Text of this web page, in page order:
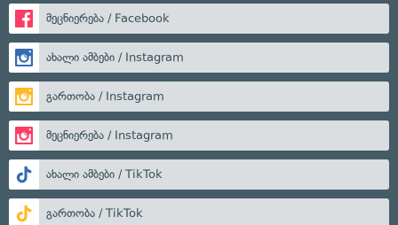
მეცნიერება / Facebook
ახალი ამბები / Instagram
გართობა / Instagram
მეცნიერება / Instagram
ახალი ამბები / TikTok
გართობა / TikTok